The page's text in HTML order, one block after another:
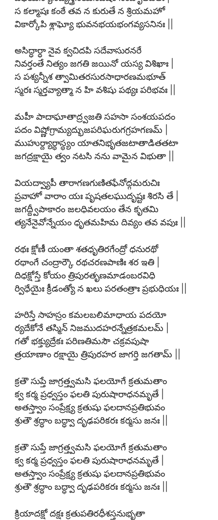
స కల్మాషః కంఠే తవ న కురుతే న శ్రియమహో
వికార్కోపి శ్లాఘ్యో భువనభయభంగవ్యసనినః ||
అసిద్ధార్ధా నైవ క్వచిదపి సదేవాసురనరే
నివర్తంతే నిత్యం జగతి జయినో యస్య విశిఖాః |
స పశ్యన్నీశ త్వామితరసురసాధారణమభూత్
స్మరః స్మర్తవ్యాత్మా న హి వశిషు పథ్యః పరిభవః ||
మహీ పాదాఘాతాద్ర్వజతి సహసా సంశయపదం
పదం విష్ణోగ్రామ్యద్భుజపరిఘరుగగ్రహగణమ్ |
ముహుర్ద్యార్ధాస్థ్యం యాతనిభృతజటాతాడితతటా
జగద్రక్షాయై త్వం నటసి నను వామైన విభుతా ||
వియద్వ్యాపీ తారాగణగుణితఫేనోద్గమరుచిః
ప్రవాహో వారాం యః పృషతలఘుదృష్టః శిరసి తే |
జగద్ద్వీపాకారం జలధివలయం తేన కృతమి
త్యనేనైవోన్నేయం ధృతమహిమ దివ్యం తవ వపుః ||
రథః క్షోణీ యంతా శతధృతిరగేంద్రో ధనురథో
రథాంగే చంద్రార్కౌ రథచరణపాణిః శర ఇతి |
దిధక్షోస్తే కోయం త్రిపురతృణమాడంబరవిధి
ర్విధేయైః క్రీడంత్యో న ఖలు పరతంత్రాః ప్రభుధియః ||
హరిస్తే సాహస్రం కమలబలిమాధాయ పదయో
ర్యదేకోనే తస్మిన్ నిజముదహరన్నేత్రకమలమ్ |
గతో భక్త్యుద్రేకః పరిణతిమసౌ చక్రవపుషా
త్రయాణాం రక్షాయై త్రిపురహర జాగర్తి జగతామ్ ||
క్రతౌ సుప్తే జాగ్రత్త్వమసి ఫలయోగే క్రతుమతాం
క్వ కర్మ ప్రధ్వస్తం ఫలతి పురుషారాధనమృతే |
అతస్త్వాం సంప్రేక్ష్య క్రతుషు ఫలదానప్రతిభువం
శ్రుతౌ శ్రద్ధాం బద్ధ్వా దృఢపరికరః కర్మసు జనః ||
క్రతౌ సుప్తే జాగ్రత్త్వమసి ఫలయోగే క్రతుమతాం
క్వ కర్మ ప్రధ్వస్తం ఫలతి పురుషారాధనమృతే |
అతస్త్వాం సంప్రేక్ష్య క్రతుషు ఫలదానప్రతిభువం
శ్రుతౌ శ్రద్ధాం బద్ధ్వా దృఢపరికరః కర్మసు జనః ||
క్రియాదక్షో దక్షః క్రతుపతిరధీశస్తనుభృతా